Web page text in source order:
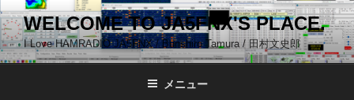
コ
ン
テ
ン
WELCOME TO JA5FNX'S PLACE.
I Love HAMRADIO JA5FNX / Bunshiro Tamura / 田村文史郎
メニュー